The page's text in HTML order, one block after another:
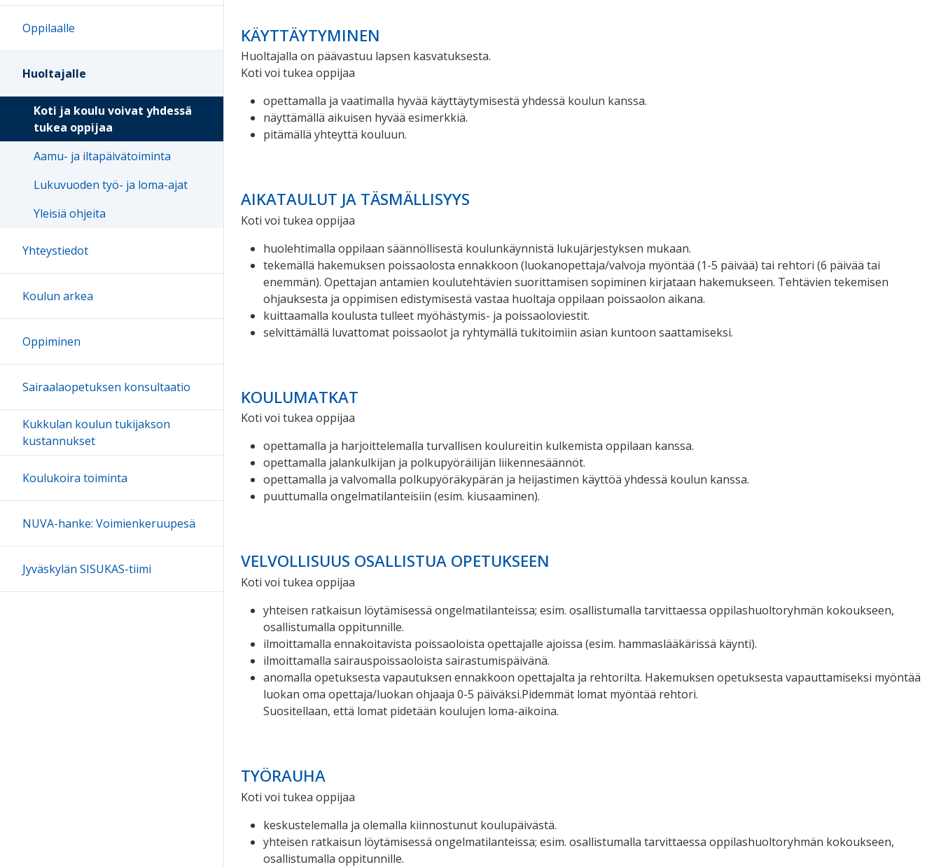
KÄYTTÄYTYMINEN
Huoltajalla on päävastuu lapsen kasvatuksesta.
Koti voi tukea oppijaa
opettamalla ja vaatimalla hyvää käyttäytymisestä yhdessä koulun kanssa.
näyttämällä aikuisen hyvää esimerkkiä.
pitämällä yhteyttä kouluun.
AIKATAULUT JA TÄSMÄLLISYYS
Koti voi tukea oppijaa
huolehtimalla oppilaan säännöllisestä koulunkäynnistä lukujärjestyksen mukaan.
tekemällä hakemuksen poissaolosta ennakkoon (luokanopettaja/valvoja myöntää (1-5 päivää) tai rehtori (6 päivää tai
enemmän). Opettajan antamien koulutehtävien suorittamisen sopiminen kirjataan hakemukseen. Tehtävien tekemisen
ohjauksesta ja oppimisen edistymisestä vastaa huoltaja oppilaan poissaolon aikana.
kuittaamalla koulusta tulleet myöhästymis- ja poissaoloviestit.
selvittämällä luvattomat poissaolot ja ryhtymällä tukitoimiin asian kuntoon saattamiseksi.
KOULUMATKAT
Koti voi tukea oppijaa
opettamalla ja harjoittelemalla turvallisen koulureitin kulkemista oppilaan kanssa.
opettamalla jalankulkijan ja polkupyöräilijän liikennesäännöt.
opettamalla ja valvomalla polkupyöräkypärän ja heijastimen käyttöä yhdessä koulun kanssa.
puuttumalla ongelmatilanteisiin (esim. kiusaaminen).
VELVOLLISUUS OSALLISTUA OPETUKSEEN
Koti voi tukea oppijaa
yhteisen ratkaisun löytämisessä ongelmatilanteissa; esim. osallistumalla tarvittaessa oppilashuoltoryhmän kokoukseen,
osallistumalla oppitunnille.
ilmoittamalla ennakoitavista poissaoloista opettajalle ajoissa (esim. hammaslääkärissä käynti).
ilmoittamalla sairauspoissaoloista sairastumispäivänä.
anomalla opetuksesta vapautuksen ennakkoon opettajalta ja rehtorilta. Hakemuksen opetuksesta vapauttamiseksi myöntää
luokan oma opettaja/luokan ohjaaja 0-5 päiväksi.Pidemmät lomat myöntää rehtori.
Suositellaan, että lomat pidetään koulujen loma-aikoina.
TYÖRAUHA
Koti voi tukea oppijaa
keskustelemalla ja olemalla kiinnostunut koulupäivästä.
yhteisen ratkaisun löytämisessä ongelmatilanteissa; esim. osallistumalla tarvittaessa oppilashuoltoryhmän kokoukseen,
osallistumalla oppitunnille.
Oppilaalle
Huoltajalle
Koti ja koulu voivat yhdessä
tukea oppijaa
Aamu- ja iltapäivätoiminta
Lukuvuoden työ- ja loma-ajat
Yleisiä ohjeita
Yhteystiedot
Koulun arkea
Oppiminen
Sairaalaopetuksen konsultaatio
Kukkulan koulun tukijakson
kustannukset
Koulukoira toiminta
NUVA-hanke: Voimienkeruupesä
Jyväskylän SISUKAS-tiimi